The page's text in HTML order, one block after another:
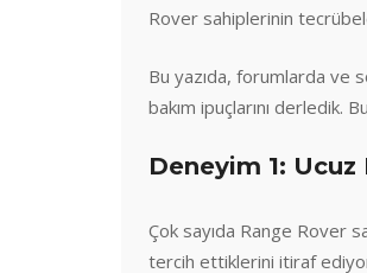
Rover sahiplerinin
Bu yazıda, forumlarda ve
bakım ipuçlarını derledik.
Deneyim 1: Ucuz
Çok sayıda Range Rover
tercih ettiklerini itiraf